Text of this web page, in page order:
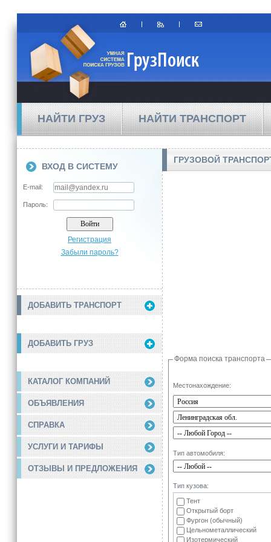
НАЙТИ ГРУЗ НАЙТИ ТРАНСПОРТ
ВХОД В СИСТЕМУ
E-mail:
Пароль:
Регистрация
Забыли пароль?
ДОБАВИТЬ ТРАНСПОРТ
ДОБАВИТЬ ГРУЗ
КАТАЛОГ КОМПАНИЙ
ОБЪЯВЛЕНИЯ
СПРАВКА
УСЛУГИ И ТАРИФЫ
ОТЗЫВЫ И ПРЕДЛОЖЕНИЯ
ГРУЗОВОЙ
Форма поиска транспорта
Местонахождение:
Тип автомобиля:
Тип кузова:
Тент
Открытый борт
Фургон (обычный)
Цельнометаллический
Изотермический